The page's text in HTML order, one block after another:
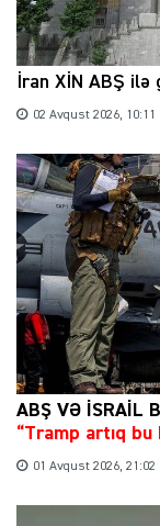
İran XİN ABŞ
02 Avqust 2026, 10:11
ABŞ VƏ İSRAİL
“Tramp artıq
01 Avqust 2026, 21:02